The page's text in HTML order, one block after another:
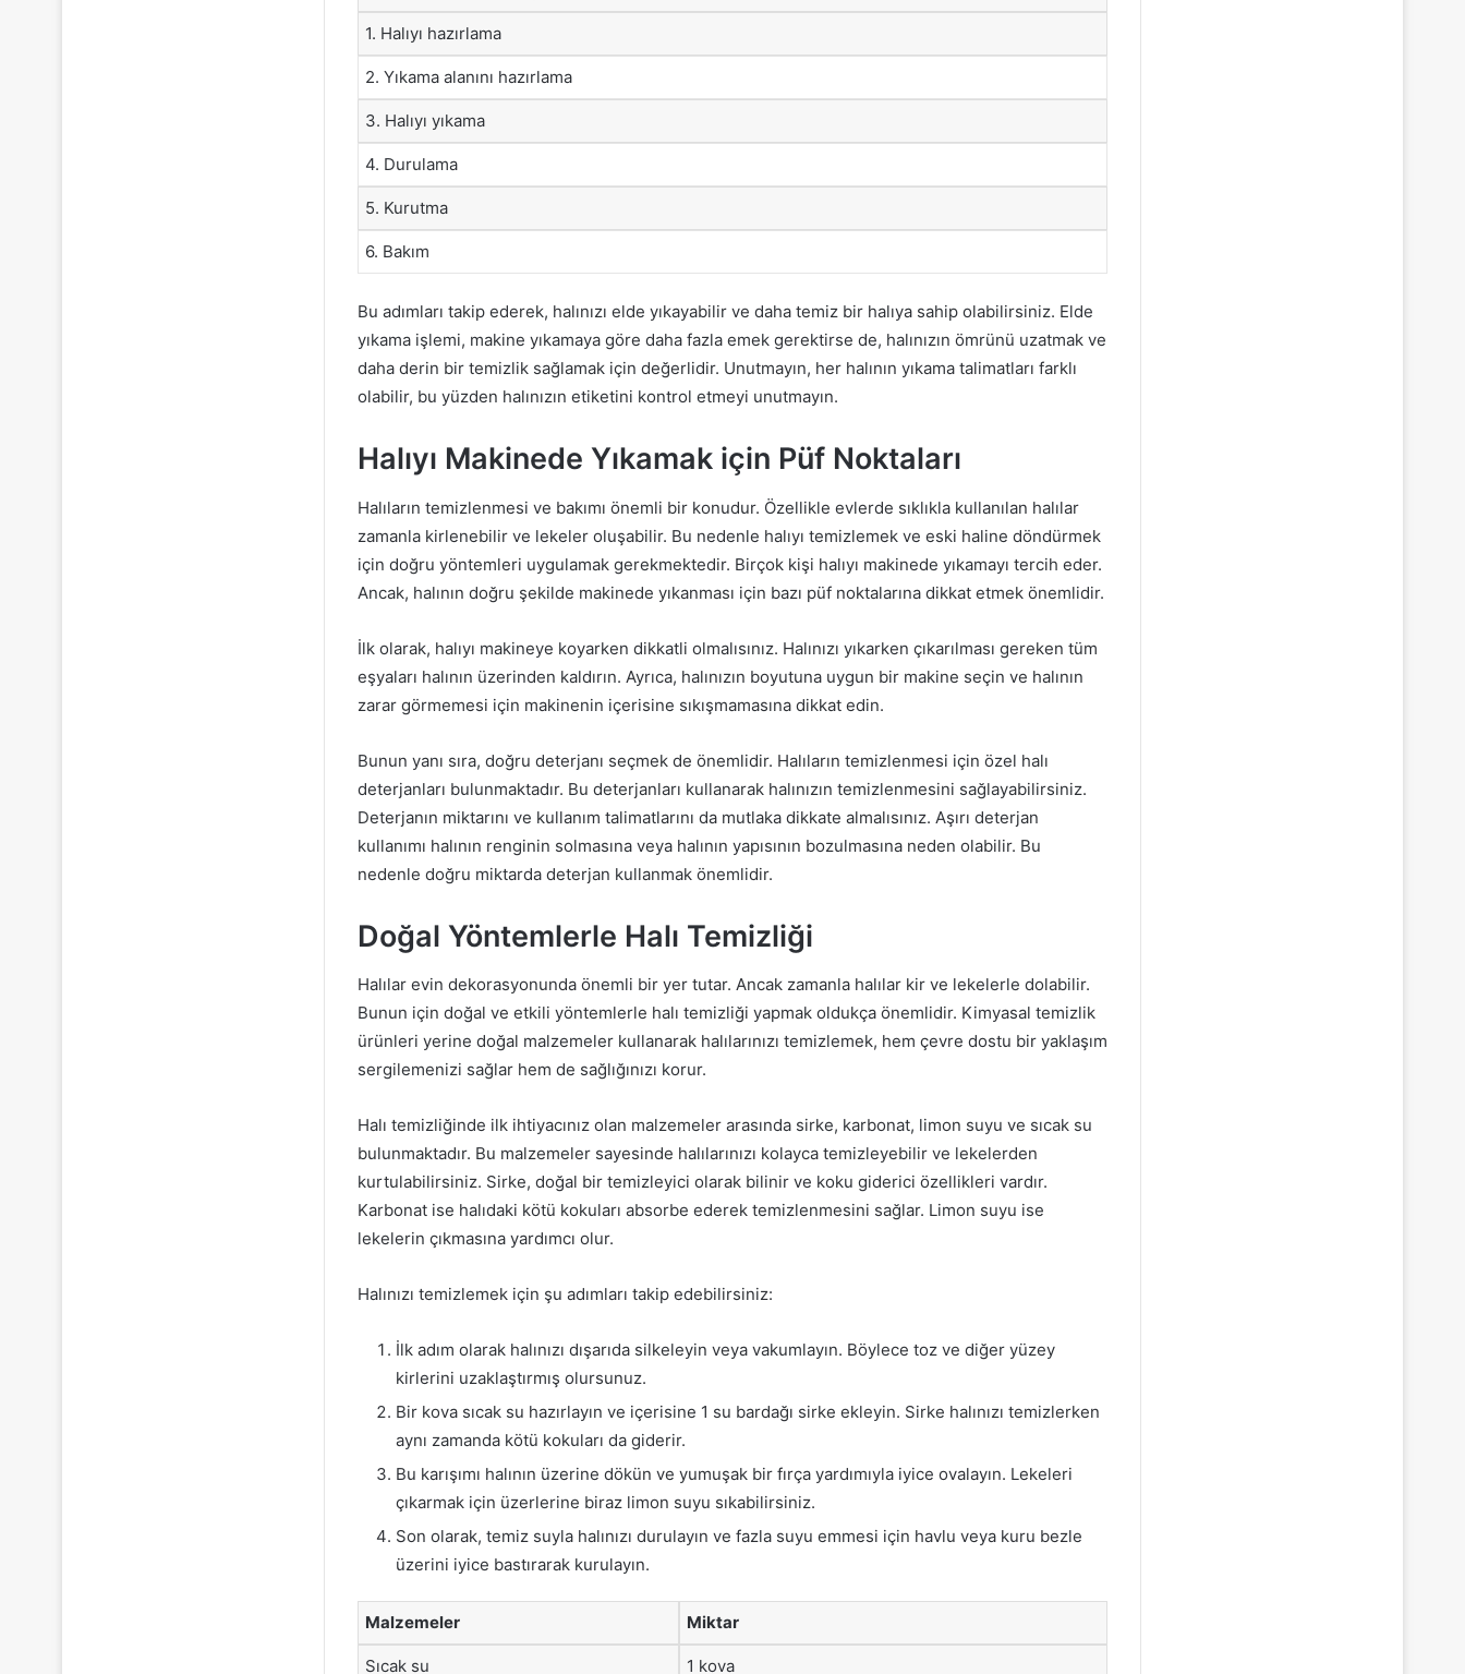
1. Halıyı hazırlama
2. Yıkama alanını hazırlama
3. Halıyı yıkama
4. Durulama
5. Kurutma
6. Bakım
Bu adımları takip ederek, halınızı elde yıkayabilir ve daha temiz bir halıya sahip olabilirsiniz. Elde
yıkama işlemi, makine yıkamaya göre daha fazla emek gerektirse de, halınızın ömrünü uzatmak ve
daha derin bir temizlik sağlamak için değerlidir. Unutmayın, her halının yıkama talimatları farklı
olabilir, bu yüzden halınızın etiketini kontrol etmeyi unutmayın.
Halıyı Makinede Yıkamak için Püf Noktaları
Halıların temizlenmesi ve bakımı önemli bir konudur. Özellikle evlerde sıklıkla kullanılan halılar
zamanla kirlenebilir ve lekeler oluşabilir. Bu nedenle halıyı temizlemek ve eski haline döndürmek
için doğru yöntemleri uygulamak gerekmektedir. Birçok kişi halıyı makinede yıkamayı tercih eder.
Ancak, halının doğru şekilde makinede yıkanması için bazı püf noktalarına dikkat etmek önemlidir.
İlk olarak, halıyı makineye koyarken dikkatli olmalısınız. Halınızı yıkarken çıkarılması gereken tüm
eşyaları halının üzerinden kaldırın. Ayrıca, halınızın boyutuna uygun bir makine seçin ve halının
zarar görmemesi için makinenin içerisine sıkışmamasına dikkat edin.
Bunun yanı sıra, doğru deterjanı seçmek de önemlidir. Halıların temizlenmesi için özel halı
deterjanları bulunmaktadır. Bu deterjanları kullanarak halınızın temizlenmesini sağlayabilirsiniz.
Deterjanın miktarını ve kullanım talimatlarını da mutlaka dikkate almalısınız. Aşırı deterjan
kullanımı halının renginin solmasına veya halının yapısının bozulmasına neden olabilir. Bu
nedenle doğru miktarda deterjan kullanmak önemlidir.
Doğal Yöntemlerle Halı Temizliği
Halılar evin dekorasyonunda önemli bir yer tutar. Ancak zamanla halılar kir ve lekelerle dolabilir.
Bunun için doğal ve etkili yöntemlerle halı temizliği yapmak oldukça önemlidir. Kimyasal temizlik
ürünleri yerine doğal malzemeler kullanarak halılarınızı temizlemek, hem çevre dostu bir yaklaşım
sergilemenizi sağlar hem de sağlığınızı korur.
Halı temizliğinde ilk ihtiyacınız olan malzemeler arasında sirke, karbonat, limon suyu ve sıcak su
bulunmaktadır. Bu malzemeler sayesinde halılarınızı kolayca temizleyebilir ve lekelerden
kurtulabilirsiniz. Sirke, doğal bir temizleyici olarak bilinir ve koku giderici özellikleri vardır.
Karbonat ise halıdaki kötü kokuları absorbe ederek temizlenmesini sağlar. Limon suyu ise
lekelerin çıkmasına yardımcı olur.
Halınızı temizlemek için şu adımları takip edebilirsiniz:
İlk adım olarak halınızı dışarıda silkeleyin veya vakumlayın. Böylece toz ve diğer yüzey
kirlerini uzaklaştırmış olursunuz.
Bir kova sıcak su hazırlayın ve içerisine 1 su bardağı sirke ekleyin. Sirke halınızı temizlerken
aynı zamanda kötü kokuları da giderir.
Bu karışımı halının üzerine dökün ve yumuşak bir fırça yardımıyla iyice ovalayın. Lekeleri
çıkarmak için üzerlerine biraz limon suyu sıkabilirsiniz.
Son olarak, temiz suyla halınızı durulayın ve fazla suyu emmesi için havlu veya kuru bezle
üzerini iyice bastırarak kurulayın.
Malzemeler Miktar
Sıcak su 1 kova